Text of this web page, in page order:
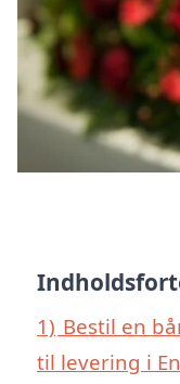
1) Bestil en
til levering i